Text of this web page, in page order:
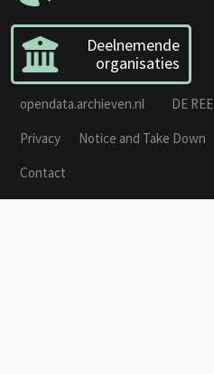
Deelnemende
organisaties
opendata.archieven.nl DE REE
Privacy
Notice and Take Down
Contact